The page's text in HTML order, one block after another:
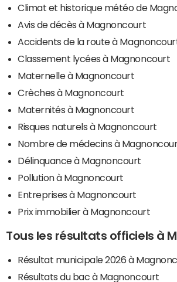
Climat et historique météo de
Avis de décès à Magnoncourt
Accidents de la route à
Classement lycées à Magnoncourt
Maternelle à Magnoncourt
Crèches à Magnoncourt
Maternités à Magnoncourt
Risques naturels à Magnoncourt
Nombre de médecins à
Délinquance à Magnoncourt
Pollution à Magnoncourt
Entreprises à Magnoncourt
Prix immobilier à Magnoncourt
Tous les résultats officiels à
Résultat municipale 2026 à
Résultats du bac à Magnoncourt